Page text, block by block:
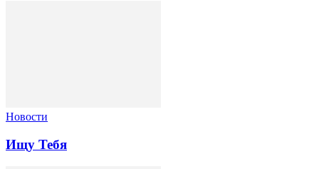
Новости
Ищу Тебя